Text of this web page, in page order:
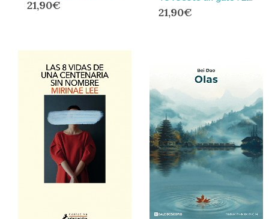
21,90€
21,90€